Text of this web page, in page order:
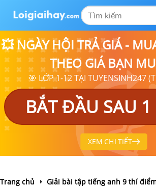
💥 NGÀY HỘI TRẢ GIÁ -
THEO GIÁ BẠN
🎯 LỚP 1-12 TẠI TUYENSINH247
BẮT ĐẦU SAU 1
XEM CHI TIẾT
Trang chủ
Giải bài tập tiếng anh 9 thí